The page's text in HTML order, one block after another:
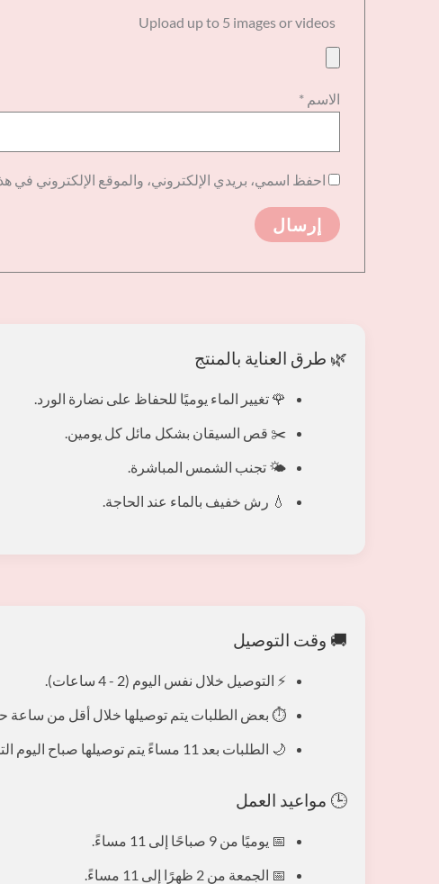
Upload up to 5 images or videos
الاسم *
احفظ اسمي، بريدي الإلكتروني، والموقع الإلكتروني في
🌿 طرق العناية بالمنتج
🌹 تغيير الماء يوميًا للحفاظ على نضارة الورد.
✂️ قص السيقان بشكل مائل كل يومين.
🌤️ تجنب الشمس المباشرة.
💧 رش خفيف بالماء عند الحاجة.
🚚 وقت التوصيل
⚡ التوصيل خلال نفس اليوم (2 - 4 ساعات).
⏱️ بعض الطلبات يتم توصيلها خلال أقل من ساعة
🌙 الطلبات بعد 11 مساءً يتم توصيلها صباح اليوم التالي.
🕒 مواعيد العمل
📅 يوميًا من 9 صباحًا إلى 11 مساءً.
📅 الجمعة من 2 ظهرًا إلى 11 مساءً.